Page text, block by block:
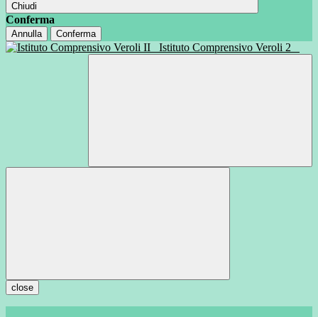
Chiudi
Conferma
Annulla Conferma
Istituto Comprensivo Veroli 2
close